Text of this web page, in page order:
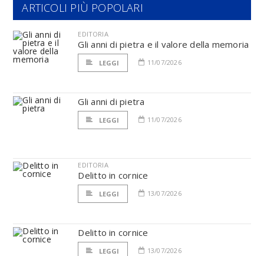
ARTICOLI PIÙ POPOLARI
EDITORIA
Gli anni di pietra e il valore della memoria
LEGGI 11/07/2026
Gli anni di pietra
LEGGI 11/07/2026
EDITORIA
Delitto in cornice
LEGGI 13/07/2026
Delitto in cornice
LEGGI 13/07/2026